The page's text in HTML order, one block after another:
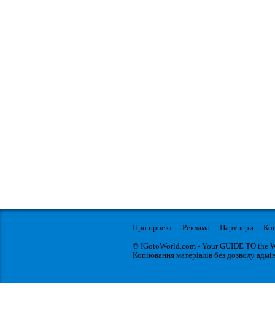
Про проект Реклама Партнери
© IGotoWorld.com - Your GUIDE TO the
Копіювання матеріалів без дозволу